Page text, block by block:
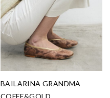
BAILARINA GRANDMA
COFFE&GOLD